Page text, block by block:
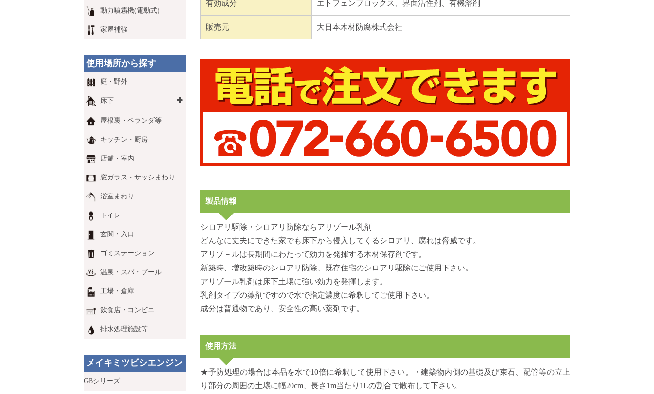
有効成分 エトフェンプロックス、界面活性剤、有機溶剤
販売元 大日本木材防腐株式会社
製品情報
シロアリ駆除・シロアリ防除ならアリゾール乳剤
どんなに丈夫にできた家でも床下から侵入してくるシロアリ、腐れは脅威です。
アリゾ－ルは長期間にわたって効力を発揮する木材保存剤です。
新築時、増改築時のシロアリ防除、既存住宅のシロアリ駆除にご使用下さい。
アリゾール乳剤は床下土壌に強い効力を発揮します。
乳剤タイプの薬剤ですので水で指定濃度に希釈してご使用下さい。
成分は普通物であり、安全性の高い薬剤です。
使用方法
★予防処理の場合は本品を水で10倍に希釈して使用下さい。・建築物内側の基礎及び束石、配管等の立上
り部分の周囲の土壌に幅20cm、長さ1m当たり1Lの割合で散布して下さい。
動力噴霧機(電動式)
家屋補強
使用場所から探す
庭・野外
床下
屋根裏・ベランダ等
キッチン・厨房
店舗・室内
窓ガラス・サッシまわり
浴室まわり
トイレ
玄関・入口
ゴミステーション
温泉・スパ・プール
工場・倉庫
飲食店・コンビニ
排水処理施設等
メイキミツビシエンジン
GBシリーズ